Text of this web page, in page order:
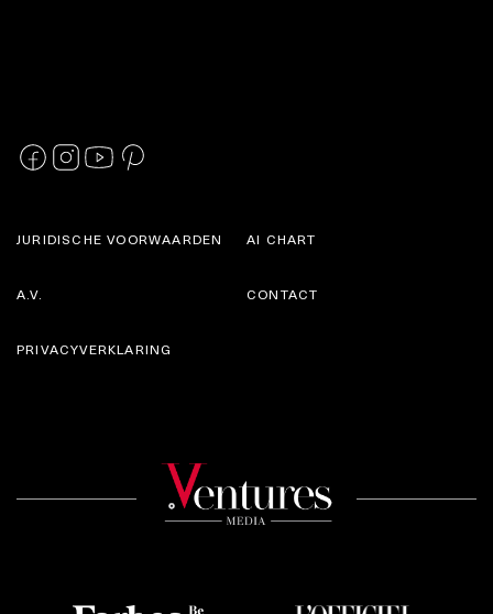
JURIDISCHE VOORWAARDEN
A.V.
AI CHART
CONTACT
PRIVACYVERKLARING